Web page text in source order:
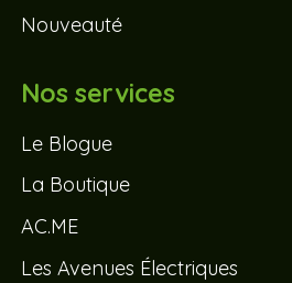
Nouveauté
Nos services
Le Blogue
La Boutique
AC.ME
Les Avenues Électriques